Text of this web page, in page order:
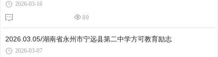
2026-03-16
89
2026.03.05/湖南省永州市宁远县第二中学方可教育励志
2026-03-07